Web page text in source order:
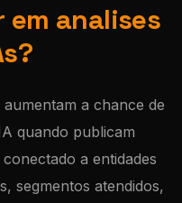
em analises
a chance de
quando publicam
a entidades
segmentos atendidos,